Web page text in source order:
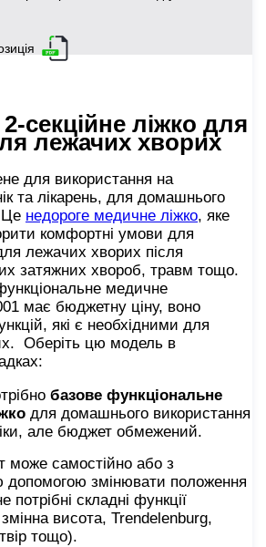
секційне ліжко для
лежачих хворих
для використання на
та лікарень, для домашнього
Це недороге медичне ліжко, яке
комфортні умови для
лежачих хворих після
затяжних хвороб, травм тощо.
медичне
має бюджетну ціну, воно
які є необхідними для
Оберіть цю модель в
базове функціональне
для домашнього використання
але бюджет обмежений.
може самостійно або з
допомогою змінювати положення
потрібні складні функції
висота, Trendelenburg,
тощо).